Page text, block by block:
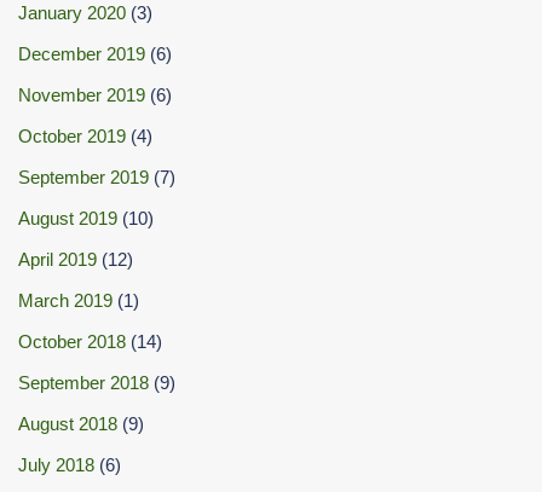
January 2020 (3)
December 2019 (6)
November 2019 (6)
October 2019 (4)
September 2019 (7)
August 2019 (10)
April 2019 (12)
March 2019 (1)
October 2018 (14)
September 2018 (9)
August 2018 (9)
July 2018 (6)